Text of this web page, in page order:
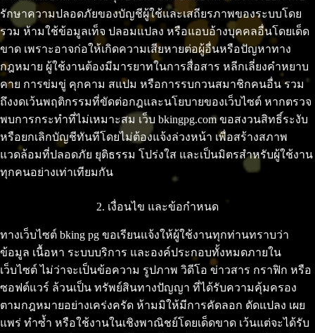
รักษาความปลอดภัยของบัญชีผู้ใช้และเสถียรภาพของระบบโดย
รวม ห้ามใช้ข้อมูลเท็จ ปลอมแปลง หรือแอบอ้างบุคคลอื่นโดยเด็ด
ขาด เพราะอาจก่อให้เกิดความเสียหายต่อผู้อื่นหรือปัญหาทาง
กฎหมาย ผู้ใช้งานต้องมีมารยาทในการสื่อสาร หลีกเลี่ยงคำหยาบ
คาย การข่มขู่ คุกคาม สแปม หรือการรบกวนสมาชิกคนอื่น รวม
ถึงงดเว้นพฤติกรรมที่ขัดต่อกฎและนโยบายของเว็บไซต์ หากตรวจ
พบการกระทำที่ไม่เหมาะสม เว็บ bkingpg.com ขอสงวนสิทธิ์ระงับ
หรือยกเลิกบัญชีทันทีโดยไม่ต้องแจ้งล่วงหน้า เพื่อสร้างสภาพ
แวดล้อมที่ปลอดภัย ยุติธรรม โปร่งใส และเป็นมิตรสำหรับผู้ใช้งาน
ทุกคนอย่างเท่าเทียมกัน
2. เงื่อนไข และข้อกำหนด
ทางเว็บไซต์ bking pg ขอเรียนแจ้งให้ผู้ใช้งานทุกท่านทราบว่า
ข้อมูล เนื้อหา ระบบบริการ และองค์ประกอบทั้งหมดภายใน
เว็บไซต์ ไม่ว่าจะเป็นข้อความ รูปภาพ วิดีโอ ข่าวสาร กราฟิก หรือ
ซอฟต์แวร์ ล้วนเป็น ทรัพย์สินทางปัญญา ที่ได้รับความคุ้มครอง
ตามกฎหมายอย่างเคร่งครัด ห้ามมิให้มีการคัดลอก ดัดแปลง เผย
แพร่ ทำซ้ำ หรือใช้งานในเชิงพาณิชย์โดยเด็ดขาด เว้นแต่จะได้รับ